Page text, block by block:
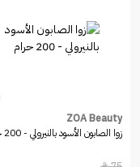
ZOA Beauty
زوا الصابون الأسود بالنيرولي - 200 حرام